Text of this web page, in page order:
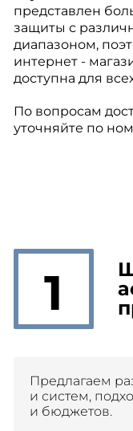
представлен
защиты с
диапазоном,
интернет -
доступна для
По вопросам
уточняйте по
1
Предлагаем
и систем,
и бюджетов.